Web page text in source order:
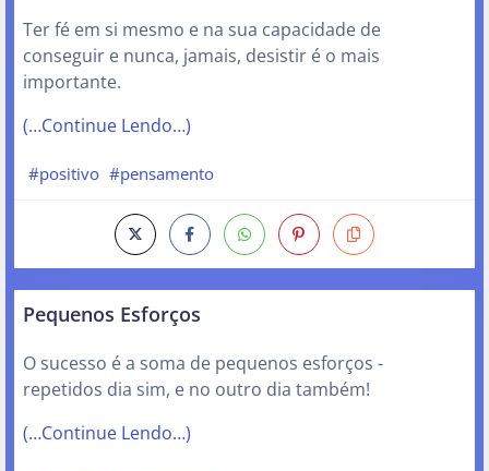
Ter fé em si mesmo e na sua capacidade de
conseguir e nunca, jamais, desistir é o mais
importante.
(…Continue Lendo…)
#positivo #pensamento
Pequenos Esforços
O sucesso é a soma de pequenos esforços -
repetidos dia sim, e no outro dia também!
(…Continue Lendo…)